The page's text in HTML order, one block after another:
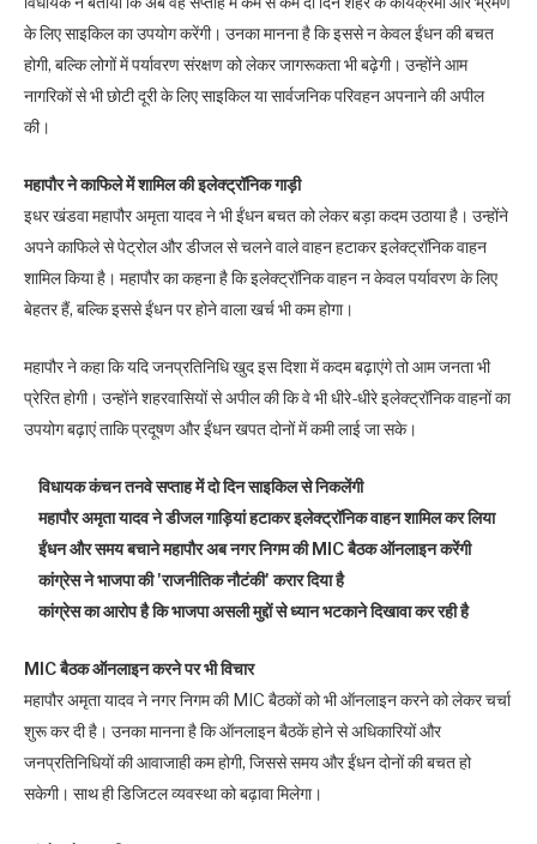
के लिए साइकिल का उपयोग करेंगी। उनका मानना है कि इससे न केवल ईंधन की बचत
होगी, बल्कि लोगों में पर्यावरण संरक्षण को लेकर जागरूकता भी बढ़ेगी। उन्होंने आम
नागरिकों से भी छोटी दूरी के लिए साइकिल या सार्वजनिक परिवहन अपनाने की अपील
की।
महापौर ने काफिले में शामिल की इलेक्ट्रॉनिक गाड़ी
इधर खंडवा महापौर अमृता यादव ने भी ईंधन बचत को लेकर बड़ा कदम उठाया है। उन्होंने
अपने काफिले से पेट्रोल और डीजल से चलने वाले वाहन हटाकर इलेक्ट्रॉनिक वाहन
शामिल किया है। महापौर का कहना है कि इलेक्ट्रॉनिक वाहन न केवल पर्यावरण के लिए
बेहतर हैं, बल्कि इससे ईंधन पर होने वाला खर्च भी कम होगा।
महापौर ने कहा कि यदि जनप्रतिनिधि खुद इस दिशा में कदम बढ़ाएंगे तो आम जनता भी
प्रेरित होगी। उन्होंने शहरवासियों से अपील की कि वे भी धीरे-धीरे इलेक्ट्रॉनिक वाहनों का
उपयोग बढ़ाएं ताकि प्रदूषण और ईंधन खपत दोनों में कमी लाई जा सके।
विधायक कंचन तनवे सप्ताह में दो दिन साइकिल से निकलेंगी
महापौर अमृता यादव ने डीजल गाड़ियां हटाकर इलेक्ट्रॉनिक वाहन शामिल कर लिया
ईंधन और समय बचाने महापौर अब नगर निगम की MIC बैठक ऑनलाइन करेंगी
कांग्रेस ने भाजपा की 'राजनीतिक नौटंकी' करार दिया है
कांग्रेस का आरोप है कि भाजपा असली मुद्दों से ध्यान भटकाने दिखावा कर रही है
MIC बैठक ऑनलाइन करने पर भी विचार
महापौर अमृता यादव ने नगर निगम की MIC बैठकों को भी ऑनलाइन करने को लेकर चर्चा
शुरू कर दी है। उनका मानना है कि ऑनलाइन बैठकें होने से अधिकारियों और
जनप्रतिनिधियों की आवाजाही कम होगी, जिससे समय और ईंधन दोनों की बचत हो
सकेगी। साथ ही डिजिटल व्यवस्था को बढ़ावा मिलेगा।